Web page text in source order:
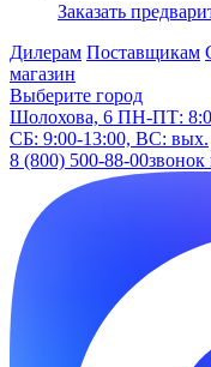
Заказать
Дилерам Поставщикам
магазин
Выберите город
Шолохова, 6 ПН-ПТ:
СБ: 9:00-13:00, ВС: вых.
8 (800) 500-88-00